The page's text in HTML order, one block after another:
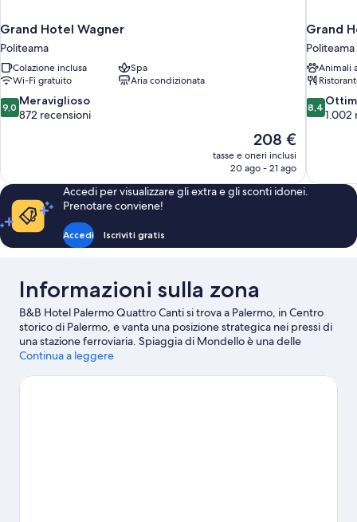
Grand Hotel Wagner
Politeama
Colazione inclusa
Spa
Wi-Fi gratuito
Aria condizionata
9.0
su
recensioni
9,0 Meraviglioso
872 recensioni
Il
prezzo
attuale
208 €
208 €
tasse e oneri inclusi
20 ago - 21 ago
Grand
Politeama
Animali
8.4
su
recensioni
8,4
1.002
Accedi per visualizzare gli extra e gli sconti idonei.
Prenotare conviene!
Accedi Iscriviti gratis
Informazioni sulla zona
B&B Hotel Palermo Quattro Canti si trova a Palermo, in Centro
storico di Palermo, e vanta una posizione strategica nei pressi di
una stazione ferroviaria. Spiaggia di Mondello è una delle
principali attrazioni naturalistiche della zona. A livello culturale,
Cantieri Culturali alla Zisa e Orto Botanico di Palermo meritano
Continua a leggere